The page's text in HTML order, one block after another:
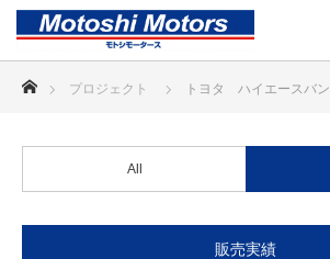
プロジェクト トヨタ ハイエースバン
All
販売実績